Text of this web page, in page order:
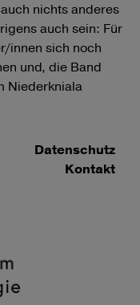
nichts anderes
auch sein: Für
innen sich noch
und, die Band
Niederkniala
Datenschutz
Kontakt